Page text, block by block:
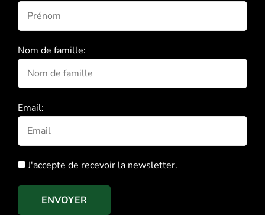
Nom de famille:
Email:
J'accepte de recevoir la newsletter.
ENVOYER